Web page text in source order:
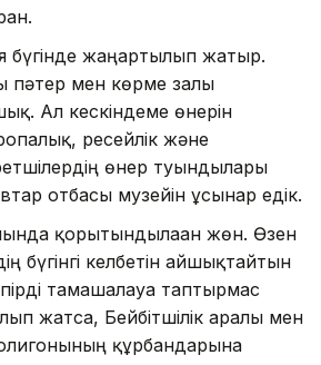
бүгінде жаңартылып жатыр.
пәтер мен көрме залы
Ал кескіндеме өнерін
ресейлік және
өнер туындылары
отбасы музейін ұсынар едік.
қорытындылаған жөн. Өзен
бүгінгі келбетін айшықтайтын
тамашалауға таптырмас
жатса, Бейбітшілік аралы мен
құрбандарына